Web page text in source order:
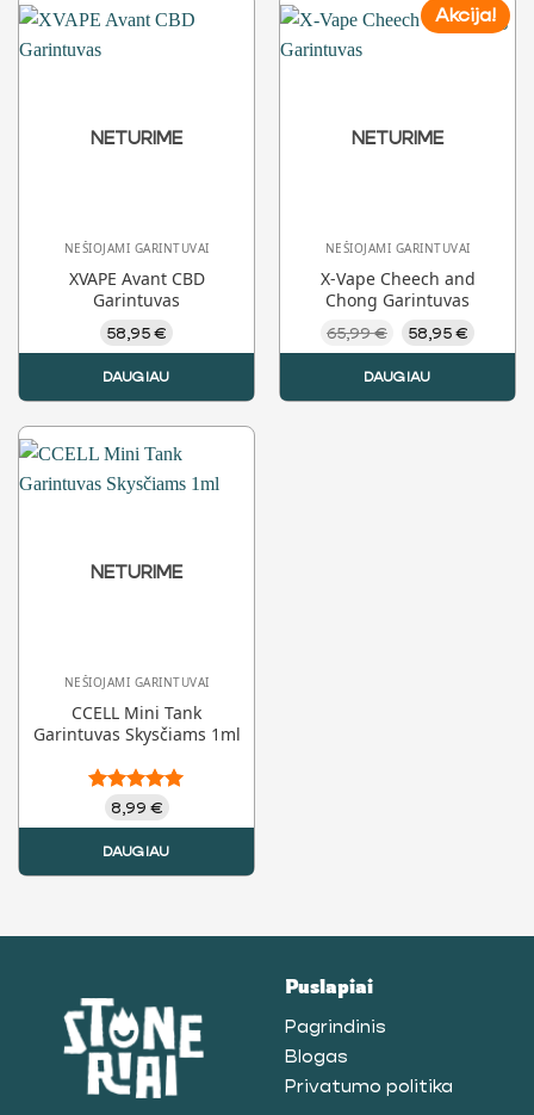
NETURIME
NEŠIOJAMI GARINTUVAI
XVAPE Avant CBD
Garintuvas
58,95€
DAUGIAU
Akcija!
NETURIME
NEŠIOJAMI GARINTUVAI
X-Vape Cheech and
Chong Garintuvas
65,99€ Original
price
65,99 €.
58,95€
DAUGIAU
NETURIME
NEŠIOJAMI GARINTUVAI
CCELL Mini Tank
Garintuvas Skysčiams 1ml
Įvertinimas:
5.00iš 5
8,99 €
DAUGIAU
Puslapiai
Pagrindinis
Blogas
Privatumo politika